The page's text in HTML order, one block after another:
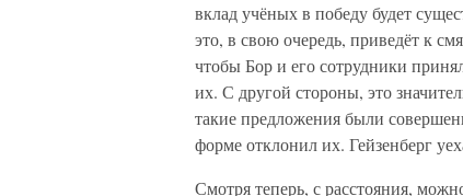
вклад учёных в победу будет
это, в свою очередь, приведёт к
чтобы Бор и его сотрудники
их. С другой стороны, это
такие предложения были
форме отклонил их. Гейзенберг
Смотря теперь, с расстояния,